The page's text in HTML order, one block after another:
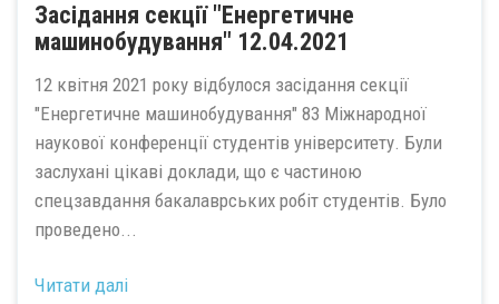
Заcідання секції "Енергетичне
машинобудування" 12.04.2021
12 квітня 2021 року відбулося засідання секції
"Енергетичне машинобудування" 83 Міжнародної
наукової конференції студентів університету. Були
заслухані цікаві доклади, що є частиною
спецзавдання бакалаврських робіт студентів. Було
проведено...
Читати далі